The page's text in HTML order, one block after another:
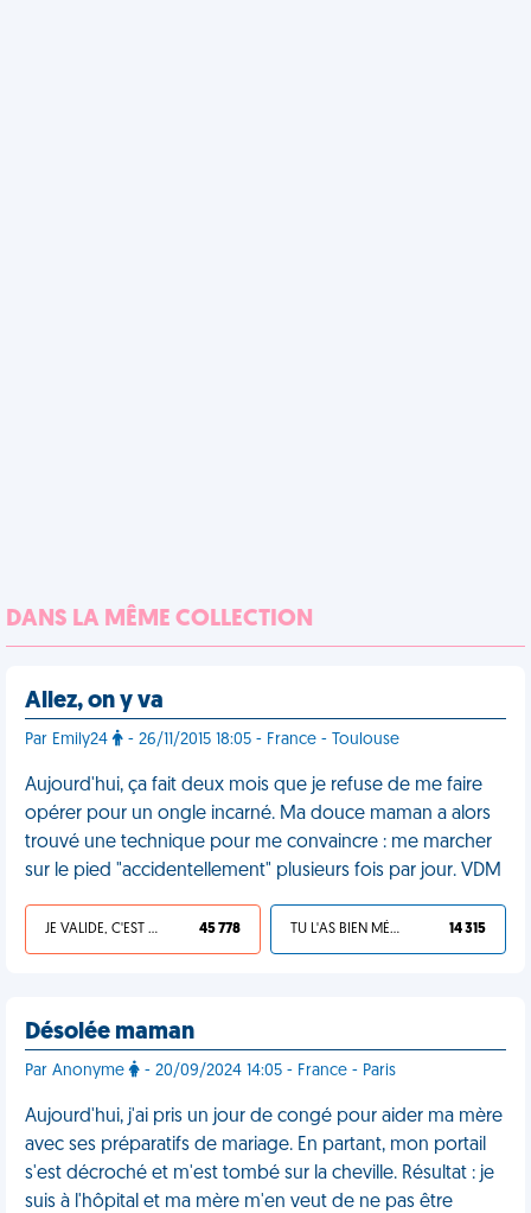
DANS LA MÊME COLLECTION
Allez, on y va
Par Emily24 - 26/11/2015 18:05 - France - Toulouse
Aujourd'hui, ça fait deux mois que je refuse de me faire
opérer pour un ongle incarné. Ma douce maman a alors
trouvé une technique pour me convaincre : me marcher
sur le pied "accidentellement" plusieurs fois par jour. VDM
JE VALIDE, C'EST UNE VDM 45 778 TU L'AS BIEN MÉRITÉ 14 315
Désolée maman
Par Anonyme - 20/09/2024 14:05 - France - Paris
Aujourd'hui, j'ai pris un jour de congé pour aider ma mère
avec ses préparatifs de mariage. En partant, mon portail
s'est décroché et m'est tombé sur la cheville. Résultat : je
suis à l'hôpital et ma mère m'en veut de ne pas être